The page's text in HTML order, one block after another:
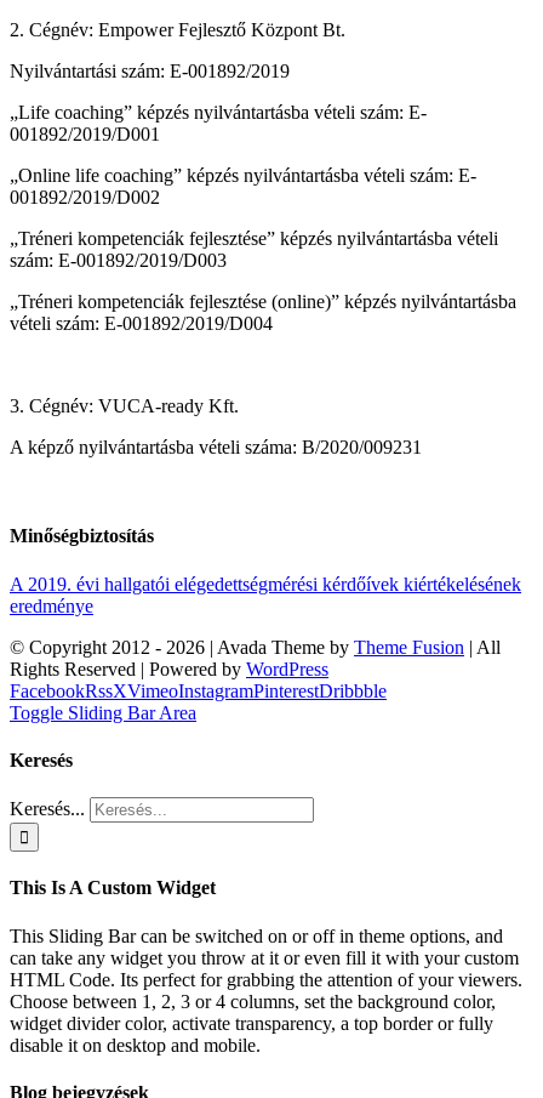
2. Cégnév: Empower Fejlesztő Központ Bt.
Nyilvántartási szám: E-001892/2019
„Life coaching” képzés nyilvántartásba vételi szám: E-
001892/2019/D001
„Online life coaching” képzés nyilvántartásba vételi szám: E-
001892/2019/D002
„Tréneri kompetenciák fejlesztése” képzés nyilvántartásba vételi
szám: E-001892/2019/D003
„Tréneri kompetenciák fejlesztése (online)” képzés nyilvántartásba
vételi szám: E-001892/2019/D004
3. Cégnév: VUCA-ready Kft.
A képző nyilvántartásba vételi száma: B/2020/009231
Minőségbiztosítás
A 2019. évi hallgatói elégedettségmérési kérdőívek kiértékelésének
eredménye
© Copyright 2012 - 2026 | Avada Theme by Theme Fusion | All
Rights Reserved | Powered by WordPress
FacebookRssXVimeoInstagramPinterestDribbble
Toggle Sliding Bar Area
Keresés
Keresés...
This Is A Custom Widget
This Sliding Bar can be switched on or off in theme options, and
can take any widget you throw at it or even fill it with your custom
HTML Code. Its perfect for grabbing the attention of your viewers.
Choose between 1, 2, 3 or 4 columns, set the background color,
widget divider color, activate transparency, a top border or fully
disable it on desktop and mobile.
Blog bejegyzések